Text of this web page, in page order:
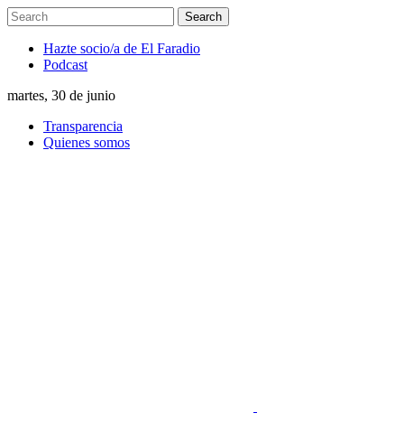
Hazte socio/a de El Faradio
Podcast
martes, 30 de junio
Transparencia
Quienes somos